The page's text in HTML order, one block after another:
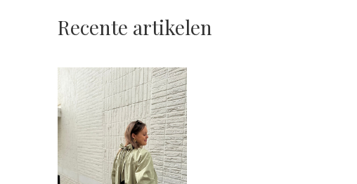
Recente artikelen